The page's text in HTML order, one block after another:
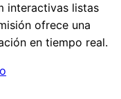
interactivas listas
ofrece una
en tiempo real.